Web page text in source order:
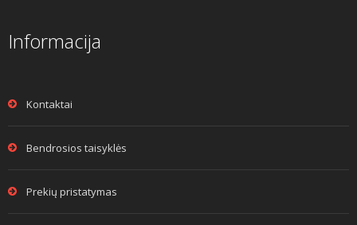
Informacija
Kontaktai
Bendrosios taisyklės
Prekių pristatymas